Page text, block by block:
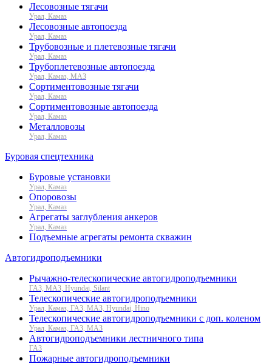
Лесовозные тягачи
Урал, Камаз
Лесовозные автопоезда
Урал, Камаз
Трубовозные и плетевозные тягачи
Урал, Камаз
Трубоплетевозные автопоезда
Урал, Камаз, МАЗ
Сортиментовозные тягачи
Урал, Камаз
Сортиментовозные автопоезда
Урал, Камаз
Металловозы
Урал, Камаз
Буровая спецтехника
Буровые установки
Урал, Камаз
Опоровозы
Урал, Камаз
Агрегаты заглубления анкеров
Урал, Камаз
Подъемные агрегаты ремонта скважин
Автогидроподъемники
Рычажно-телескопические автогидроподъемники
ГАЗ, МАЗ, Hyundai, Silant
Телескопические автогидроподъемники
Урал, Камаз, ГАЗ, МАЗ, Hyundai, Hino
Телескопические автогидроподъемники с доп. коленом
Урал, Камаз, ГАЗ, МАЗ
Автогидроподъемники лестничного типа
ГАЗ
Пожарные автогидроподъемники